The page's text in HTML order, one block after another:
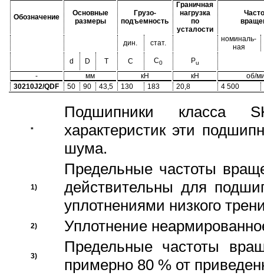
Обозначение
Основные
размеры
Грузо-
подъемность
Граничная
нагрузка
по
усталости
дин. стат.
номиналь-
ная
d
D T C C0 Pu
- мм кН кН
об/
30210J2/QDF
50 90 43,5 130 183 20,8 4 500
*
Подшипники класса
характеристик эти
шума.
1)
Предельные частоты
действительны для
уплотнениями низкого
2) Уплотнение
3)
Предельные частоты
примерно 80 % от